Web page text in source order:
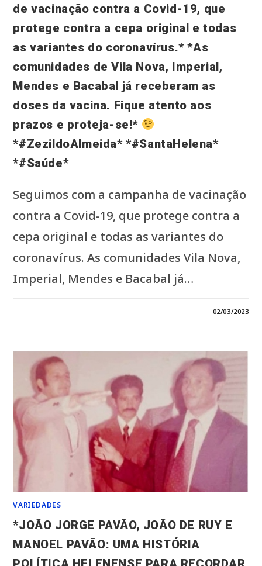
de vacinação contra a Covid-19, que
protege contra a cepa original e todas
as variantes do coronavírus.* *As
comunidades de Vila Nova, Imperial,
Mendes e Bacabal já receberam as
doses da vacina. Fique atento aos
prazos e proteja-se!*
*#ZezildoAlmeida* *#SantaHelena*
*#Saúde*
Seguimos com a campanha de vacinação
contra a Covid-19, que protege contra a
cepa original e todas as variantes do
coronavírus. As comunidades Vila Nova,
Imperial, Mendes e Bacabal já…
02/03/2023
VARIEDADES
*JOÃO JORGE PAVÃO, JOÃO DE RUY E
MANOEL PAVÃO: UMA HISTÓRIA